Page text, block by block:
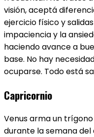
visión, aceptá
ejercicio físico y
impaciencia y la
haciendo avance a
base. No hay
ocuparse. Todo está
Capricornio
Venus arma un
durante la semana del